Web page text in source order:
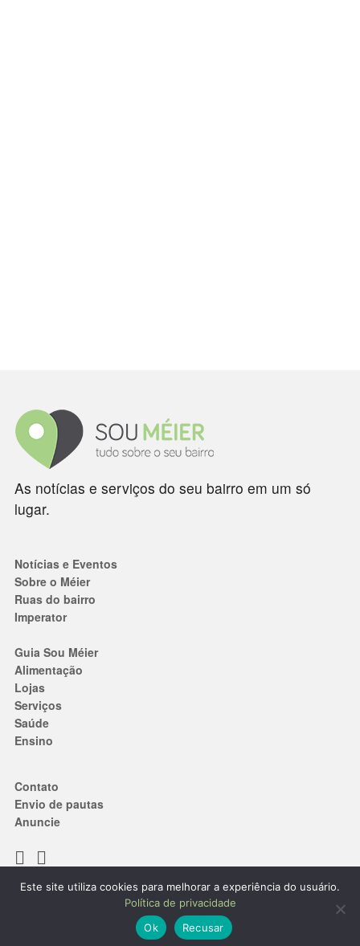
As notícias e serviços do seu bairro em um só
lugar.
Notícias e Eventos
Sobre o Méier
Ruas do bairro
Imperator
Guia Sou Méier
Alimentação
Lojas
Serviços
Saúde
Ensino
Contato
Envio de pautas
Anuncie
Termos de Uso|Política de privacidade
® 2019. Todos os direitos reservados.
Este site utiliza cookies para melhorar a experiência do usuário.
Política de privacidade
Ok
Recusar